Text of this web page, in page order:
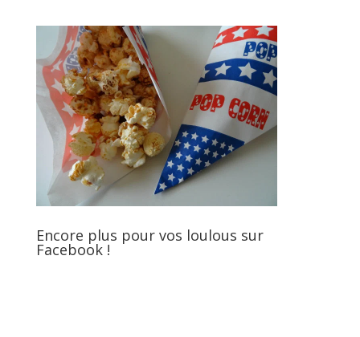
Encore plus pour vos loulous sur
Facebook !